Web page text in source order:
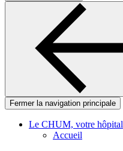
Fermer la navigation principale
Le CHUM, votre hôpital
Accueil